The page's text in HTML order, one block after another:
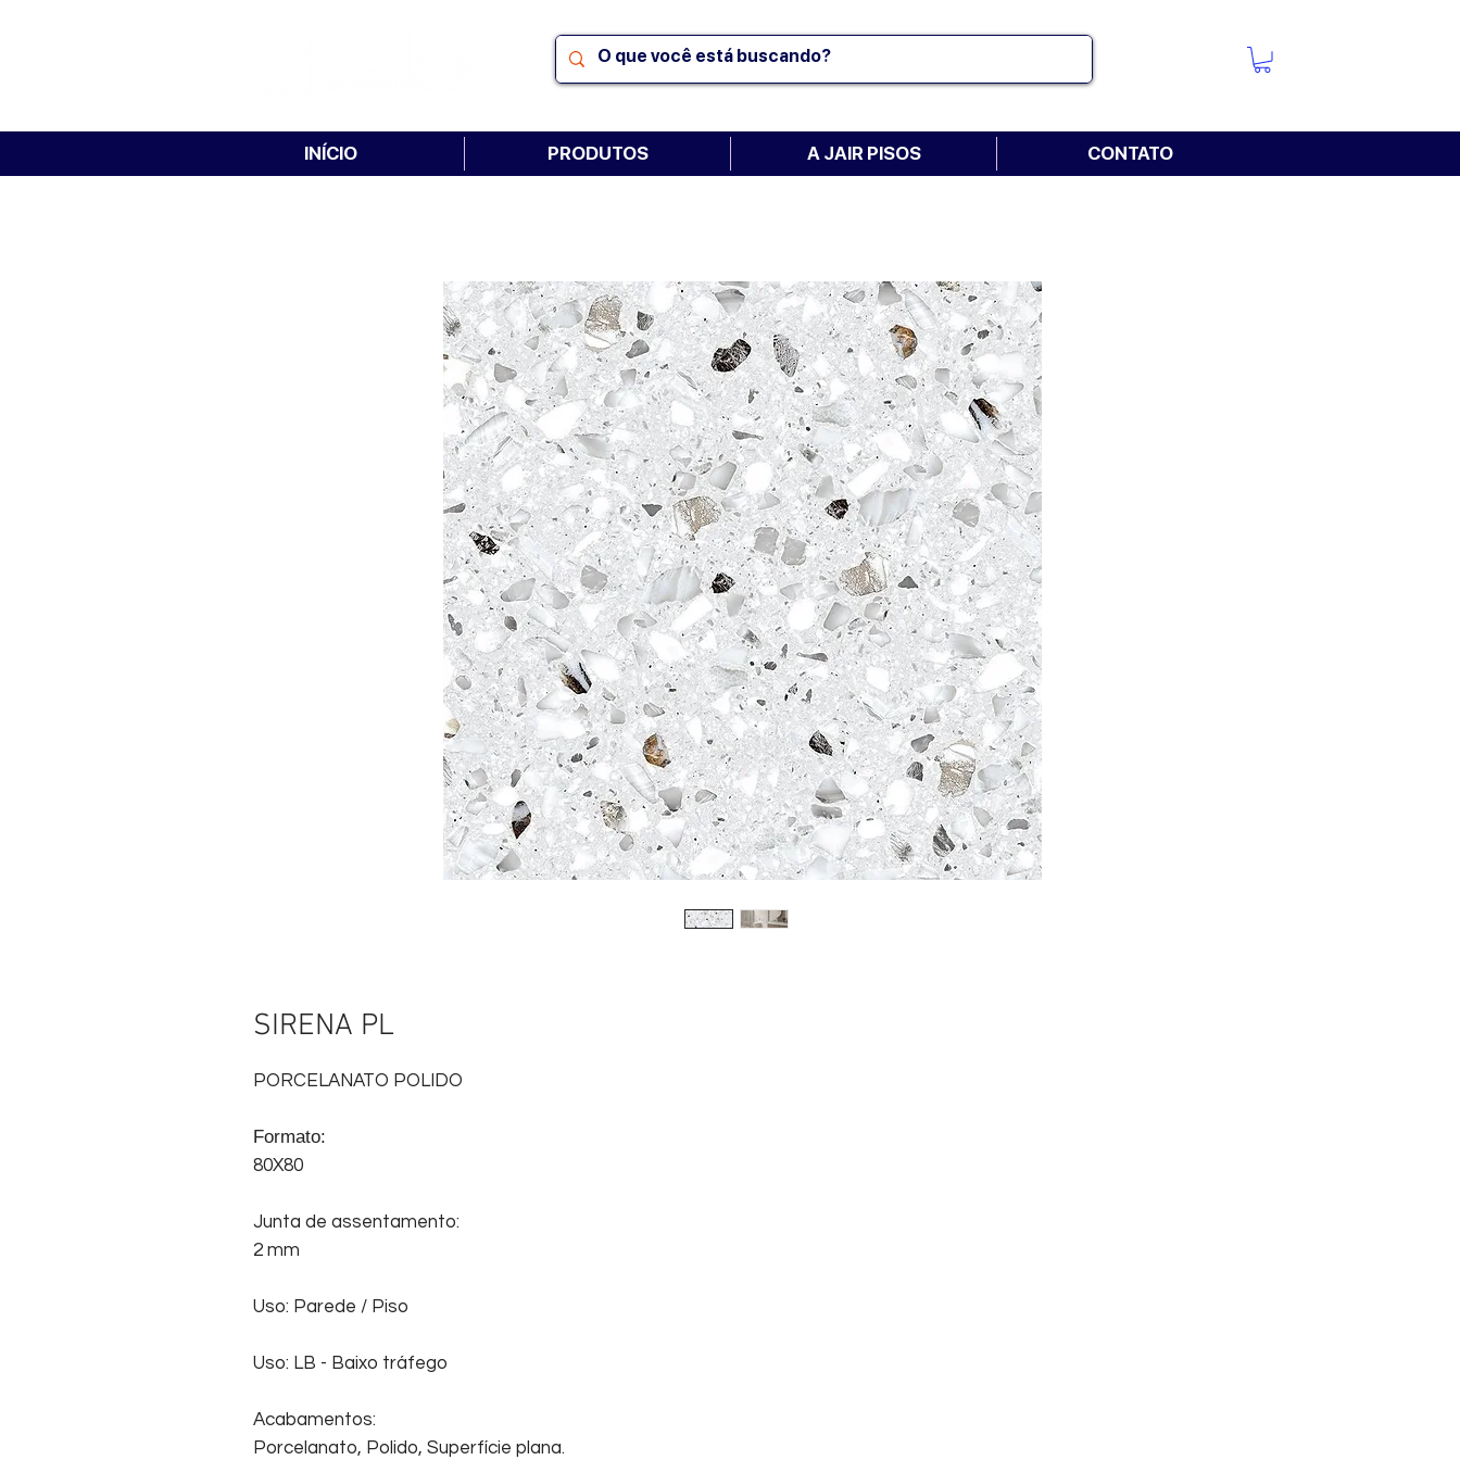
SIRENA PL
PORCELANATO POLIDO
Formato:
80X80
Junta de assentamento:
2 mm
Uso: Parede / Piso
Uso: LB - Baixo tráfego
Acabamentos:
Porcelanato, Polido, Superfície plana.
INÍCIO PRODUTOS A JAIR PISOS CONTATO